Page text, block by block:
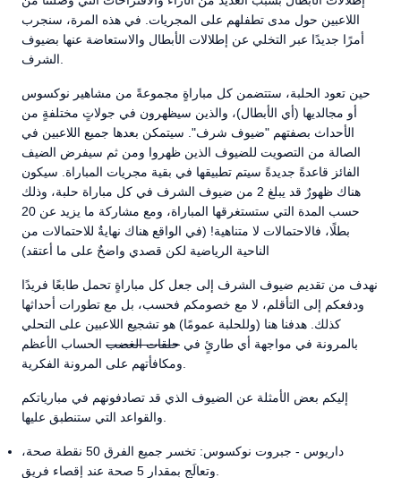
اللاعبين حول مدى تطفلهم على المجريات. في هذه المرة، سنجرب
أمرًا جديدًا عبر التخلي عن إطلالات الأبطال والاستعاضة عنها بضيوف
حين تعود الحلبة، ستتضمن كل مباراةٍ مجموعةً من مشاهير نوكسوس
أو مجالديها (أي الأبطال)، والذين سيظهرون في جولاتٍ مختلفةٍ من
الأحداث بصفتهم "ضيوف شرف". سيتمكن بعدها جميع اللاعبين في
الصالة من التصويت للضيوف الذين ظهروا ومن ثم سيفرض الضيف
الفائز قاعدةً جديدةً سيتم تطبيقها في بقية مجريات المباراة. سيكون
هناك ظهورٌ قد يبلغ 2 من ضيوف الشرف في كل مباراة حلبة، وذلك
حسب المدة التي ستستغرقها المباراة، ومع مشاركة ما يزيد عن 20
بطلًا، فالاحتمالات لا متناهية! (في الواقع هناك نهايةٌ للاحتمالات من
الناحية الرياضية لكن قصدي واضحٌ على ما أعتقد)
نهدف من تقديم ضيوف الشرف إلى جعل كل مباراةٍ تحمل طابعًا فريدًا
ودفعكم إلى التأقلم، لا مع خصومكم فحسب، بل مع تطورات أحداثها
كذلك. هدفنا هنا (وللحلبة عمومًا) هو تشجيع اللاعبين على التحلي
بالمرونة في مواجهة أي طارئٍ في حلقات الغضب الحساب الأعظم
إليكم بعض الأمثلة عن الضيوف الذي قد تصادفونهم في مبارياتكم
داريوس - جبروت نوكسوس: تخسر جميع الفرق 50 نقطة صحة،